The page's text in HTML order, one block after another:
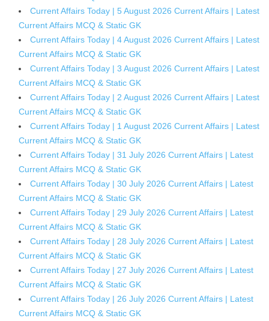
Current Affairs Today | 5 August 2026 Current Affairs | Latest
Current Affairs MCQ & Static GK
Current Affairs Today | 4 August 2026 Current Affairs | Latest
Current Affairs MCQ & Static GK
Current Affairs Today | 3 August 2026 Current Affairs | Latest
Current Affairs MCQ & Static GK
Current Affairs Today | 2 August 2026 Current Affairs | Latest
Current Affairs MCQ & Static GK
Current Affairs Today | 1 August 2026 Current Affairs | Latest
Current Affairs MCQ & Static GK
Current Affairs Today | 31 July 2026 Current Affairs | Latest
Current Affairs MCQ & Static GK
Current Affairs Today | 30 July 2026 Current Affairs | Latest
Current Affairs MCQ & Static GK
Current Affairs Today | 29 July 2026 Current Affairs | Latest
Current Affairs MCQ & Static GK
Current Affairs Today | 28 July 2026 Current Affairs | Latest
Current Affairs MCQ & Static GK
Current Affairs Today | 27 July 2026 Current Affairs | Latest
Current Affairs MCQ & Static GK
Current Affairs Today | 26 July 2026 Current Affairs | Latest
Current Affairs MCQ & Static GK